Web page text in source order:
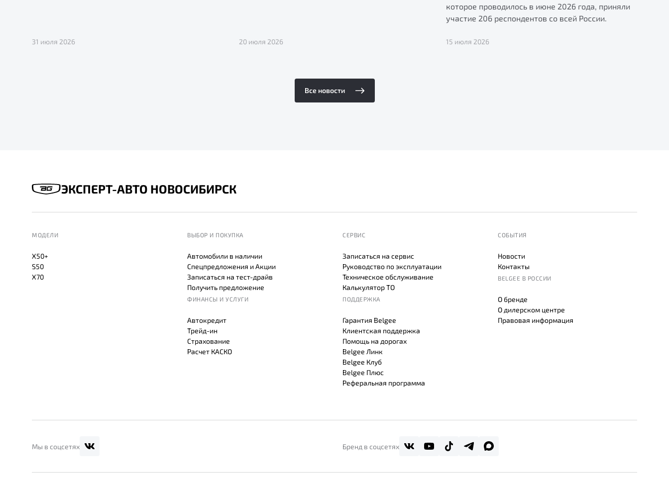
31 июля 2026 20 июля 2026
которое проводилось в июне 2026 года, приняли
участие 206 респондентов со всей России.
15 июля 2026
Все новости
ЭКСПЕРТ-АВТО НОВОСИБИРСК
МОДЕЛИ
X50+
S50
X70
ВЫБОР И ПОКУПКА
Автомобили в наличии
Спецпредложения и Акции
Записаться на тест-драйв
Получить предложение
ФИНАНСЫ И УСЛУГИ
Автокредит
Трейд-ин
Страхование
Расчет КАСКО
СЕРВИС
Записаться на сервис
Руководство по эксплуатации
Техническое обслуживание
Калькулятор ТО
ПОДДЕРЖКА
Гарантия Belgee
Клиентская поддержка
Помощь на дорогах
Belgee Линк
Belgee Клуб
Belgee Плюс
Реферальная программа
СОБЫТИЯ
Новости
Контакты
BELGEE В РОССИИ
О бренде
О дилерском центре
Правовая информация
Мы в соцсетях Бренд в соцсетях